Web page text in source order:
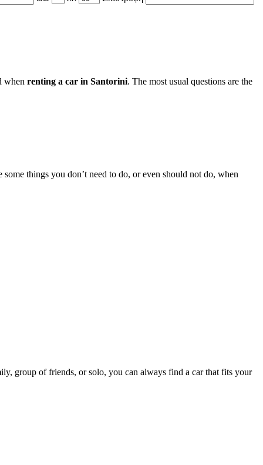
when renting a car in Santorini. The most usual questions are the
things you don’t need to do, or even should not do, when
group of friends, or solo, you can always find a car that fits your